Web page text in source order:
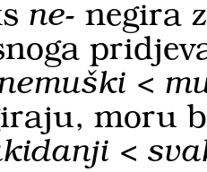
ne- negira
<
moru
<